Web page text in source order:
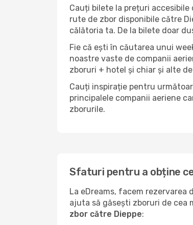
Cauți bilete la prețuri
rute de zbor disponibile către
călătoria ta. De la bilete doar
Fie că ești în căutarea unui
noastre vaste de companii
zboruri + hotel și chiar și alte
Cauți inspirație pentru
principalele companii aeriene
zborurile.
Sfaturi pentru a obține
La eDreams, facem
ajuta să găsești zboruri de cea
zbor către Dieppe: